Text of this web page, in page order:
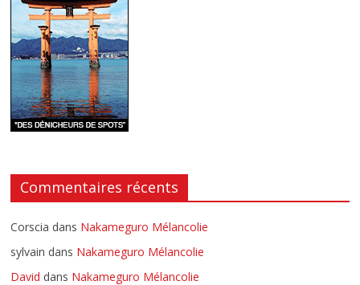
Commentaires récents
Corscia dans Nakameguro Mélancolie
sylvain dans Nakameguro Mélancolie
David dans Nakameguro Mélancolie